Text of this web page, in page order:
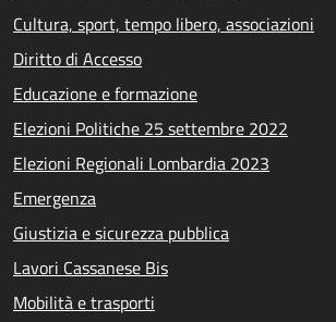
Cultura, sport, tempo libero, associazioni
Diritto di Accesso
Educazione e formazione
Elezioni Politiche 25 settembre 2022
Elezioni Regionali Lombardia 2023
Emergenza
Giustizia e sicurezza pubblica
Lavori Cassanese Bis
Mobilità e trasporti